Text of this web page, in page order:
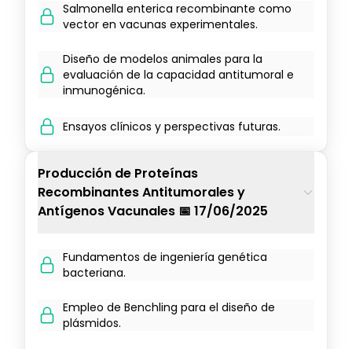
Salmonella enterica recombinante como
vector en vacunas experimentales.
Diseño de modelos animales para la
evaluación de la capacidad antitumoral e
inmunogénica.
Ensayos clínicos y perspectivas futuras.
Producción de Proteínas
Recombinantes Antitumorales y
Antígenos Vacunales 📅 17/06/2025
Fundamentos de ingeniería genética
bacteriana.
Empleo de Benchling para el diseño de
plásmidos.